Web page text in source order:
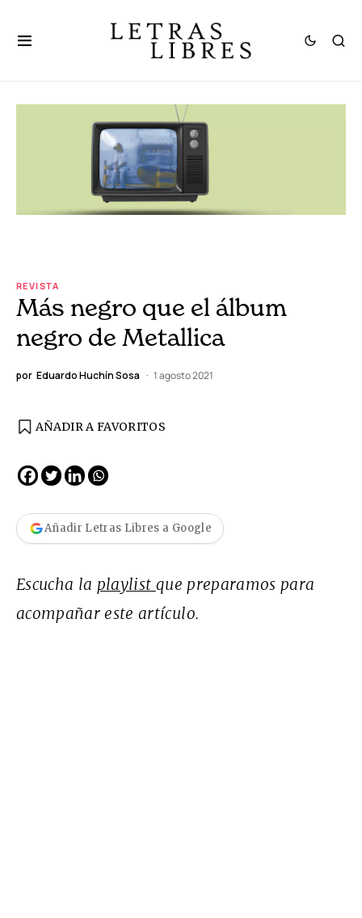
REVISTA
Más negro que el álbum
negro de Metallica
por Eduardo Huchín Sosa 1 agosto 2021
AÑADIR A FAVORITOS
Añadir Letras Libres a Google
Escucha la playlist que preparamos para
acompañar este artículo.